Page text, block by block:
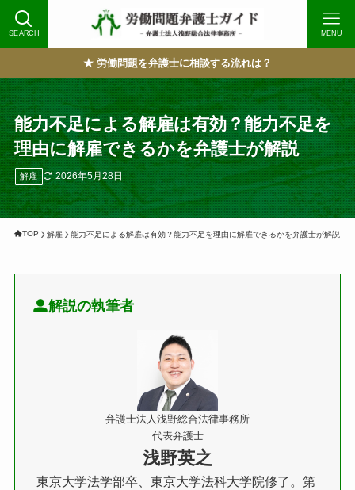
SEARCH MENU
★ 労働問題を弁護士に相談する流れは？
能力不足による解雇は有効？能力不足を
理由に解雇できるかを弁護士が解説
解雇 2026年5月28日
TOP 解雇 能力不足による解雇は有効？能力不足を理由に解雇できるかを弁護士が解説
解説の執筆者
弁護士法人浅野総合法律事務所
代表弁護士
浅野英之
東京大学法学部卒、東京大学法科大学院修了。第